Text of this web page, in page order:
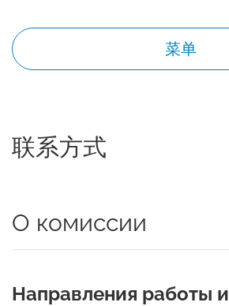
菜单
联系方式
О комиссии
Направления работы и